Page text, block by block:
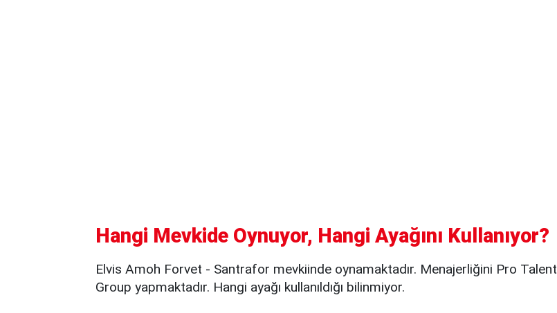
Hangi Mevkide Oynuyor, Hangi Ayağını Kullanıyor?
Elvis Amoh Forvet - Santrafor mevkiinde oynamaktadır. Menajerliğini Pro Talent
Group yapmaktadır. Hangi ayağı kullanıldığı bilinmiyor.